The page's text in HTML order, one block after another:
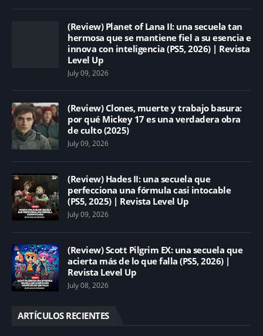
(Review) Planet of Lana II: una secuela tan
hermosa que se mantiene fiel a su esencia e
innova con inteligencia (PS5, 2026) | Revista
Level Up
July 09, 2026
(Review) Clones, muerte y trabajo basura:
por qué Mickey 17 es una verdadera obra
de culto (2025)
July 09, 2026
(Review) Hades II: una secuela que
perfecciona una fórmula casi intocable
(PS5, 2025) | Revista Level Up
July 09, 2026
(Review) Scott Pilgrim EX: una secuela que
acierta más de lo que falla (PS5, 2026) |
Revista Level Up
July 08, 2026
ARTÍCULOS RECIENTES